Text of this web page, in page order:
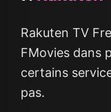
Rakuten TV
FMovies dans
certains
pas.